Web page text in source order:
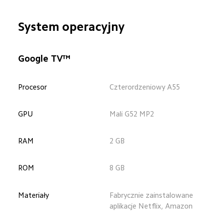
System operacyjny
Google TV™
Procesor Czterordzeniowy A55
GPU Mali G52 MP2
RAM 2 GB
ROM 8 GB
Materiały
Fabrycznie zainstalowane
aplikacje Netflix, Amazon